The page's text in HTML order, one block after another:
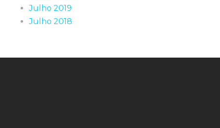
Julho 2019
Julho 2018